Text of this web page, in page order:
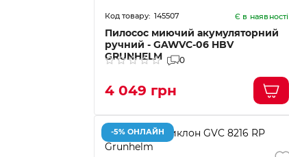
145507 Є в наявності
Пилосос миючий акумуляторний
ручний - GAWVC-06 HBV
GRUNHELM
0
4 049 грн
-5% ОНЛАЙН